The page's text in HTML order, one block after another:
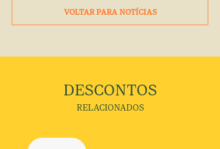
VOLTAR PARA NOTÍCIAS
DESCONTOS
RELACIONADOS